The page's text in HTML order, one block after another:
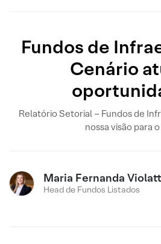
Fundos de
Cenário
Relatório Setorial – Fundos de
nossa visão para
Maria Fernanda
Head de Fundos Listados